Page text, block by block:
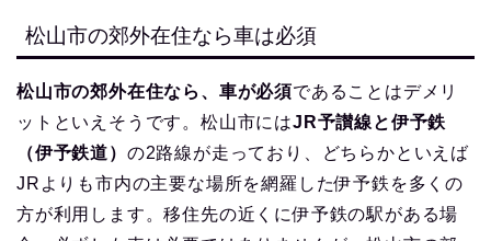
松山市の郊外在住なら車は必須
松山市の郊外在住なら、車が必須であることはデメリ
ットといえそうです。松山市にはJR予讃線と伊予鉄
（伊予鉄道） の2路線が走っており、どちらかといえば
JRよりも市内の主要な場所を網羅した伊予鉄を多くの
方が利用します。移住先の近くに伊予鉄の駅がある場